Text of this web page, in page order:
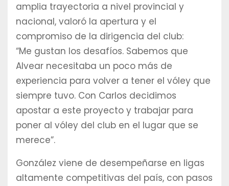
amplia trayectoria a nivel provincial y
nacional, valoró la apertura y el
compromiso de la dirigencia del club:
“Me gustan los desafíos. Sabemos que
Alvear necesitaba un poco más de
experiencia para volver a tener el vóley que
siempre tuvo. Con Carlos decidimos
apostar a este proyecto y trabajar para
poner al vóley del club en el lugar que se
merece”.
González viene de desempeñarse en ligas
altamente competitivas del país, con pasos